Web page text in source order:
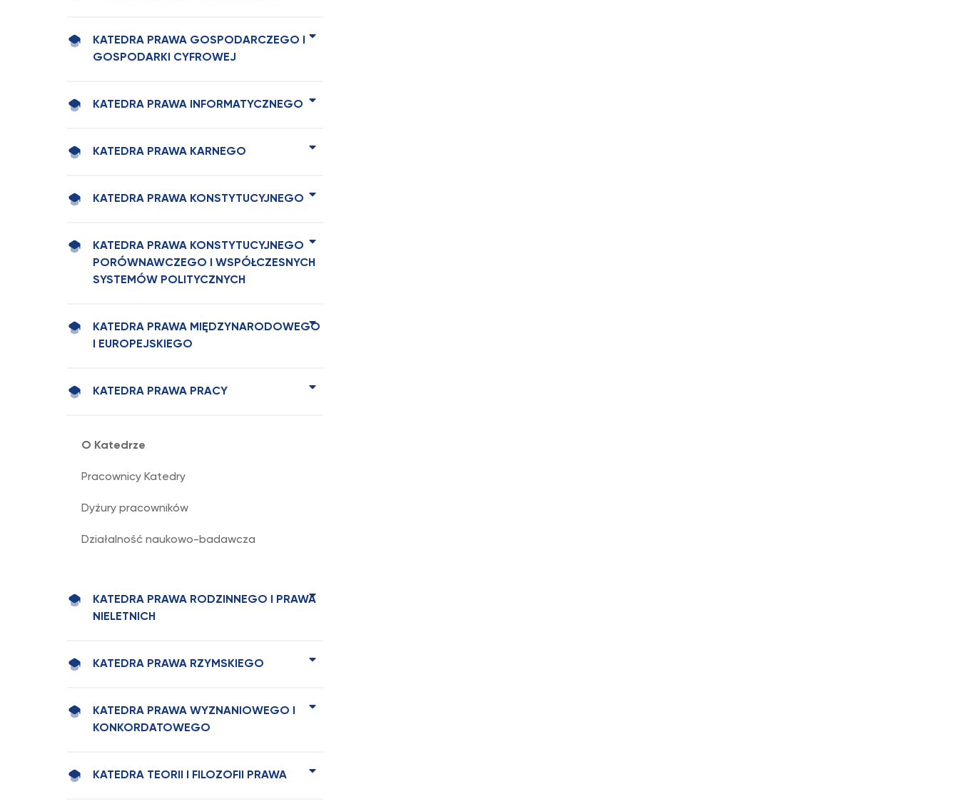
KATEDRA PRAWA GOSPODARCZEGO I
GOSPODARKI CYFROWEJ
KATEDRA PRAWA INFORMATYCZNEGO
KATEDRA PRAWA KARNEGO
KATEDRA PRAWA KONSTYTUCYJNEGO
KATEDRA PRAWA KONSTYTUCYJNEGO
PORÓWNAWCZEGO I WSPÓŁCZESNYCH
SYSTEMÓW POLITYCZNYCH
KATEDRA PRAWA MIĘDZYNARODOWEGO
I EUROPEJSKIEGO
KATEDRA PRAWA PRACY
O Katedrze
Pracownicy Katedry
Dyżury pracowników
Działalność naukowo-badawcza
KATEDRA PRAWA RODZINNEGO I PRAWA
NIELETNICH
KATEDRA PRAWA RZYMSKIEGO
KATEDRA PRAWA WYZNANIOWEGO I
KONKORDATOWEGO
KATEDRA TEORII I FILOZOFII PRAWA